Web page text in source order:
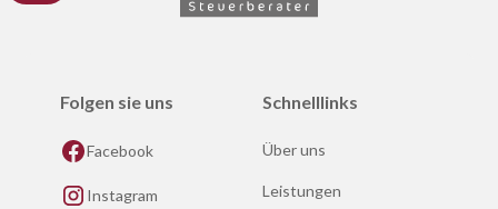
Folgen sie uns
Facebook
Instagram
Schnelllinks
Über uns
Leistungen